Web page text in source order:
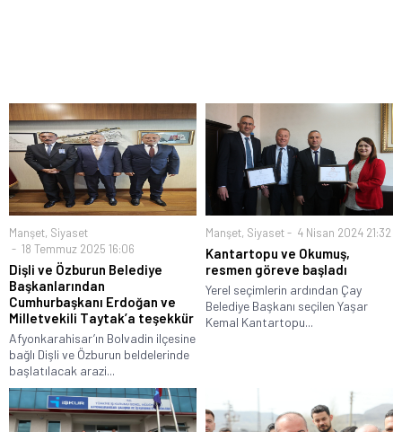
Manşet, Siyaset
18 Temmuz 2025 16:06
Dişli ve Özburun Belediye
Başkanlarından
Cumhurbaşkanı Erdoğan ve
Milletvekili Taytak’a teşekkür
Afyonkarahisar’ın Bolvadin ilçesine
bağlı Dişli ve Özburun beldelerinde
başlatılacak arazi...
Manşet, Siyaset 4 Nisan 2024 21:32
Kantartopu ve Okumuş,
resmen göreve başladı
Yerel seçimlerin ardından Çay
Belediye Başkanı seçilen Yaşar
Kemal Kantartopu...